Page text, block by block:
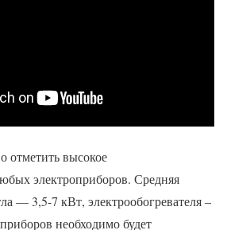
отметить высокое
электроприборов. Средняя
— 3,5-7 кВт, электрообогревателя –
необходимо будет